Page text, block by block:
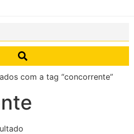
com a tag “concorrente”